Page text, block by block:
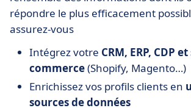
répondre le plus efficacement
assurez-vous
Intégrez votre CRM, ERP, CDP
commerce(Shopify, Magento…)
Enrichissez vos profils clients en
sources de données